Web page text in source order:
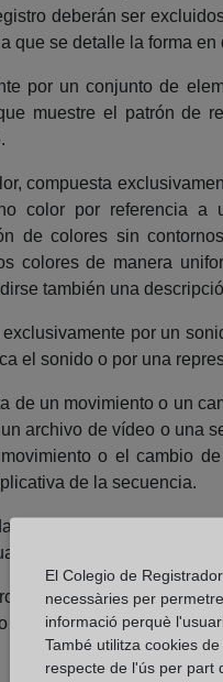
deberán ser
que se detalle la forma
por un conjunto de
muestre el patrón de
compuesta
color por referencia a
de colores sin
colores de manera
también una
por un
el sonido o por una
de un movimiento o un
archivo de vídeo o una
o el cambio
de la secuencia.
por la combinación de
que contenga la
compuesta por
o una reproducción
El Colegio de
necessàries per
informació perquè
També utilitza cookies
respecte de l'ús per part